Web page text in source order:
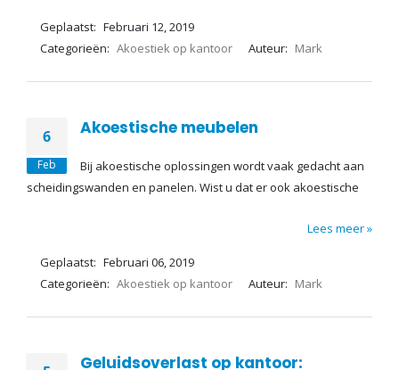
Geplaatst: Februari 12, 2019
Categorieën: Akoestiek op kantoor Auteur: Mark
6
Feb
Akoestische meubelen
Bij akoestische oplossingen wordt vaak gedacht aan
scheidingswanden en panelen. Wist u dat er ook akoestische
Lees meer »
Geplaatst: Februari 06, 2019
Categorieën: Akoestiek op kantoor Auteur: Mark
Geluidsoverlast op kantoor: